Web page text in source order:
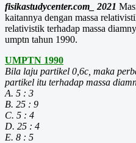
fisikastudycenter.com_ 2021
kaitannya dengan massa
relativistik terhadap massa
umptn tahun 1990.
UMPTN 1990
Bila laju partikel 0,6c, maka
partikel itu terhadap massa
A. 5 : 3
B. 25 : 9
C. 5 : 4
D. 25 : 4
E. 8 : 5